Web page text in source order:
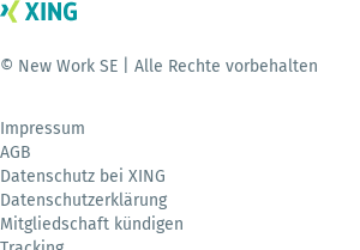
© New Work SE | Alle Rechte vorbehalten
Impressum
AGB
Datenschutz bei XING
Datenschutzerklärung
Mitgliedschaft kündigen